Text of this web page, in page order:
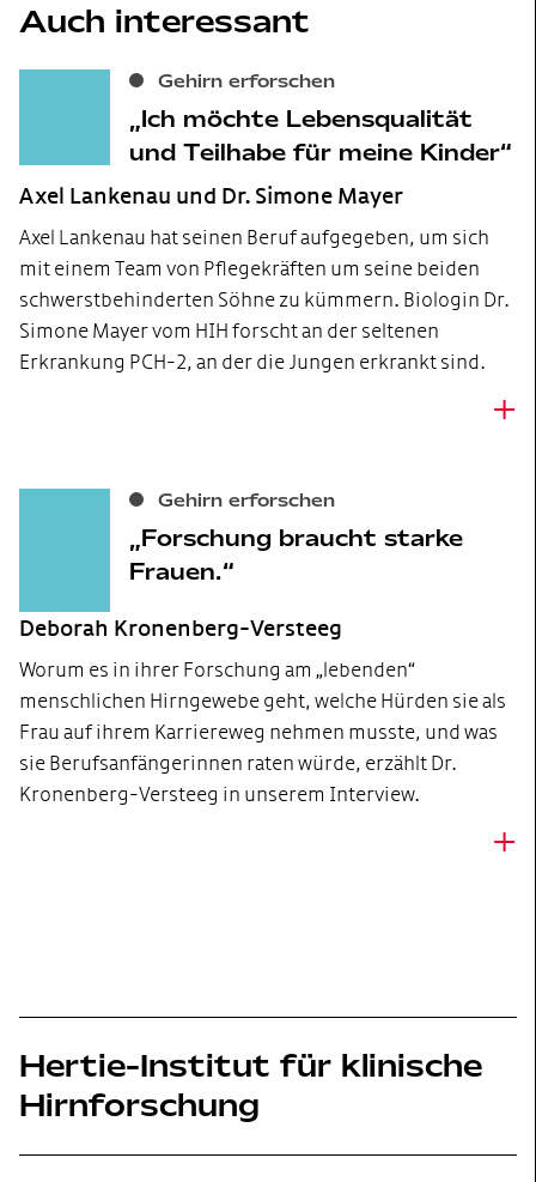
Auch interessant
Gehirn erforschen
Ich möchte Lebensqualität
und Teilhabe für meine Kinder
Axel Lankenau und Dr. Simone Mayer
Axel Lankenau hat seinen Beruf aufgegeben, um sich
mit einem Team von Pflegekräften um seine beiden
schwerstbehinderten Söhne zu kümmern. Biologin Dr.
Simone Mayer vom HIH forscht an der seltenen
Erkrankung PCH-2, an der die Jungen erkrankt sind.
+
Gehirn erforschen
Forschung braucht starke
Frauen.
Deborah Kronenberg-Versteeg
Worum es in ihrer Forschung am „lebenden“
menschlichen Hirngewebe geht, welche Hürden sie als
Frau auf ihrem Karriereweg nehmen musste, und was
sie Berufsanfängerinnen raten würde, erzählt Dr.
Kronenberg-Versteeg in unserem Interview.
+
Hertie-Institut für klinische
Hirnforschung